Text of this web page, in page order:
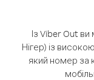
Із Viber Out
Нігер) із
який номер за